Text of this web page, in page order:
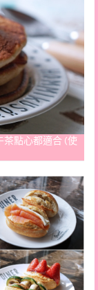
茶點心都適合 (使